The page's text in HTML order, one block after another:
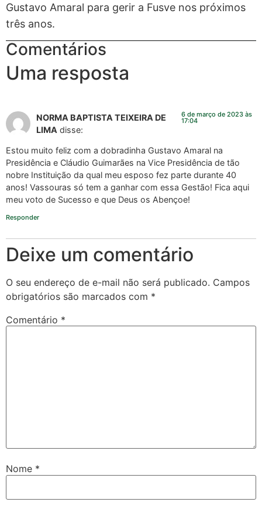
Gustavo Amaral para gerir a Fusve nos próximos
três anos.
Comentários
Uma resposta
NORMA BAPTISTA TEIXEIRA DE
LIMA disse:
6 de março de 2023 às
17:04
Estou muito feliz com a dobradinha Gustavo Amaral na
Presidência e Cláudio Guimarães na Vice Presidência de tão
nobre Instituição da qual meu esposo fez parte durante 40
anos! Vassouras só tem a ganhar com essa Gestão! Fica aqui
meu voto de Sucesso e que Deus os Abençoe!
Responder
Deixe um comentário
O seu endereço de e-mail não será publicado. Campos
obrigatórios são marcados com *
Comentário *
Nome *